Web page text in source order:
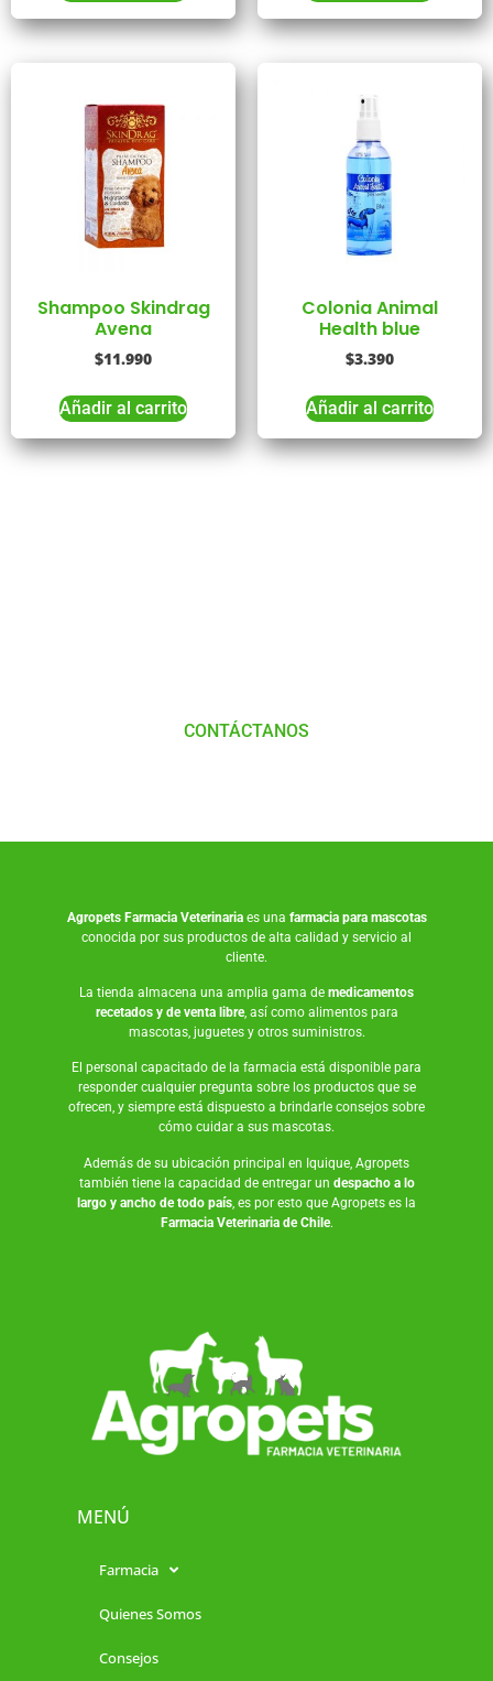
Shampoo Skindrag
Avena
$11.990
Añadir al carrito
Colonia Animal
Health blue
$3.390
Añadir al carrito
CONTÁCTANOS
Agropets Farmacia Veterinariaes una farmacia para mascotas
conocida por sus productos de alta calidad y servicio al
cliente.
La tienda almacena una amplia gama de medicamentos
recetados y de venta libre, así como alimentos para
mascotas, juguetesy otros suministros.
El personal capacitado de la farmacia está disponible para
responder cualquier pregunta sobre los productos que se
ofrecen, y siempre está dispuesto a brindarle consejos sobre
cómo cuidar a sus mascotas.
Además de su ubicación principal en Iquique, Agropets
también tiene la capacidad de entregar un despacho a lo
largo y ancho de todo país , es por esto que Agropets es la
Farmacia Veterinaria de Chile.
MENÚ
Farmacia
Quienes Somos
Consejos